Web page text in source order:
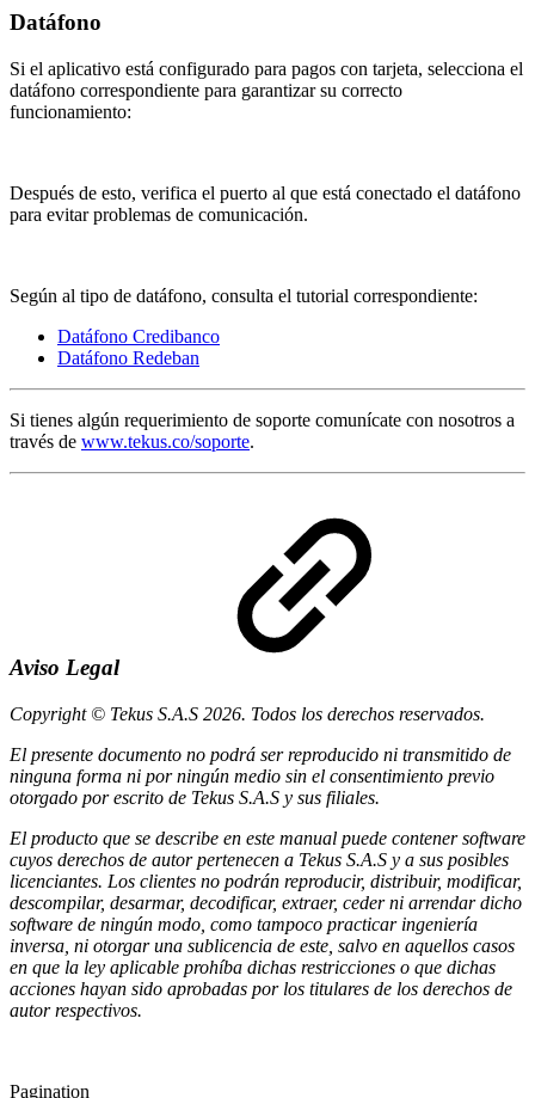
Datáfono
Si el aplicativo está configurado para pagos con tarjeta, selecciona el
datáfono correspondiente para garantizar su correcto
funcionamiento:
Después de esto, verifica el puerto al que está conectado el datáfono
para evitar problemas de comunicación.
Según al tipo de datáfono, consulta el tutorial correspondiente:
Datáfono Credibanco
Datáfono Redeban
Si tienes algún requerimiento de soporte comunícate con nosotros a
través de www.tekus.co/soporte.
Aviso Legal
Copyright © Tekus S.A.S 2026. Todos los derechos reservados.
El presente documento no podrá ser reproducido ni transmitido de
ninguna forma ni por ningún medio sin el consentimiento previo
otorgado por escrito de Tekus S.A.S y sus filiales.
El producto que se describe en este manual puede contener software
cuyos derechos de autor pertenecen a Tekus S.A.S y a sus posibles
licenciantes. Los clientes no podrán reproducir, distribuir, modificar,
descompilar, desarmar, decodificar, extraer, ceder ni arrendar dicho
software de ningún modo, como tampoco practicar ingeniería
inversa, ni otorgar una sublicencia de este, salvo en aquellos casos
en que la ley aplicable prohíba dichas restricciones o que dichas
acciones hayan sido aprobadas por los titulares de los derechos de
autor respectivos.
Pagination